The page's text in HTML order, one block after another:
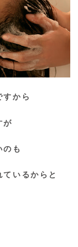
から
が
も
いるからと